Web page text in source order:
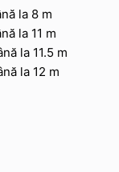
la 8 m
la 11 m
la 11.5 m
la 12 m